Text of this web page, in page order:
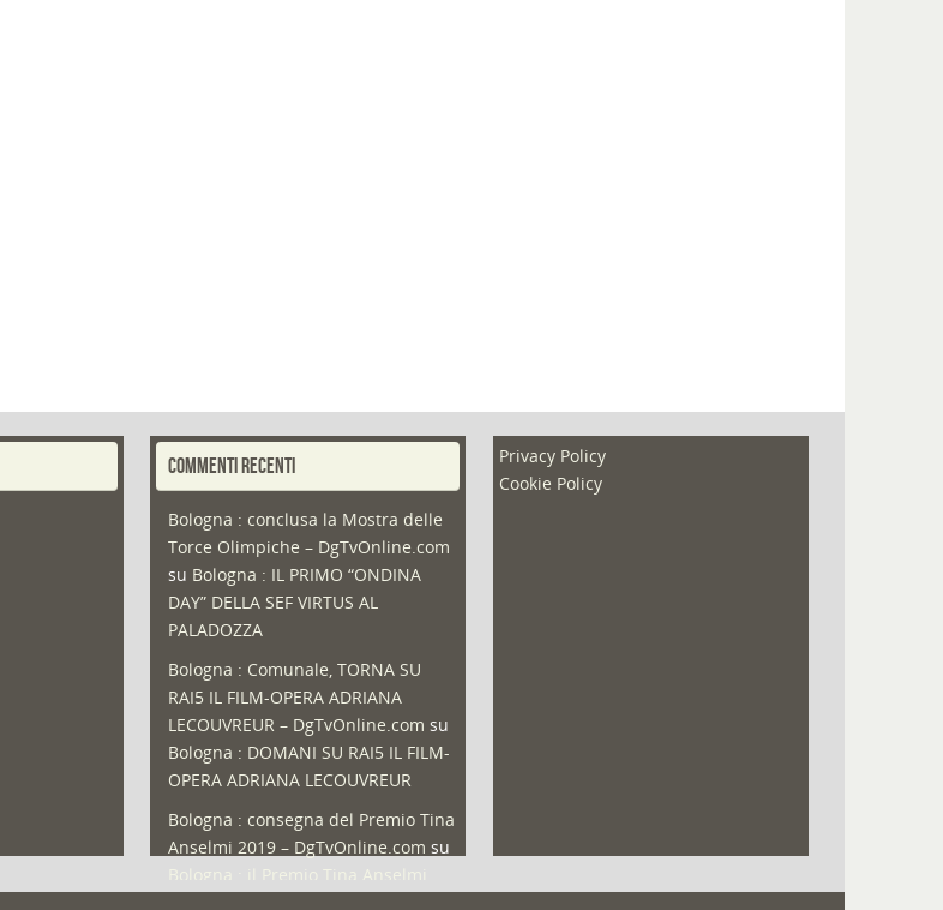
COMMENTI RECENTI
Bologna : conclusa la Mostra delle
Torce Olimpiche – DgTvOnline.com
su Bologna : IL PRIMO “ONDINA
DAY” DELLA SEF VIRTUS AL
PALADOZZA
Bologna : Comunale, TORNA SU
RAI5 IL FILM-OPERA ADRIANA
LECOUVREUR – DgTvOnline.com su
Bologna : DOMANI SU RAI5 IL FILM-
OPERA ADRIANA LECOUVREUR
Bologna : consegna del Premio Tina
Anselmi 2019 – DgTvOnline.com su
Privacy Policy
Cookie Policy